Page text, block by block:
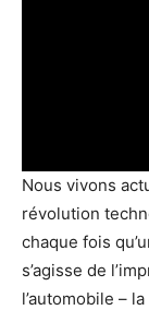
Nous vivons
révolution
chaque fois
s’agisse de
l’automobile –